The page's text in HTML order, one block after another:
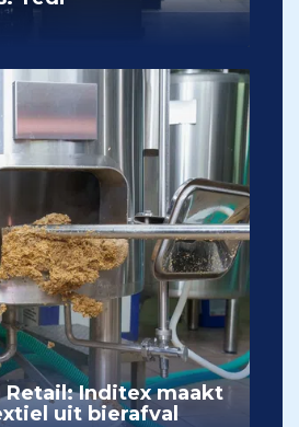
Retail: Inditex maakt
uit bierafval